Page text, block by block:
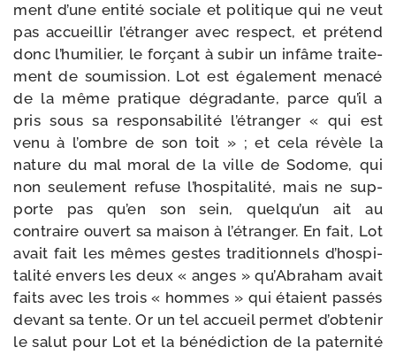
ment d’une enti­té sociale et poli­tique qui ne veut
pas accueillir l’é­tran­ger avec res­pect, et pré­tend
donc l’hu­mi­lier, le for­çant à subir un infâme trai­te­
ment de sou­mis­sion. Lot est éga­le­ment mena­cé
de la même pra­tique dégra­dante, parce qu’il a
pris sous sa res­pon­sa­bi­li­té l’é­tran­ger « qui est
venu à l’ombre de son toit » ; et cela révèle la
nature du mal moral de la ville de Sodome, qui
non seule­ment refuse l’hos­pi­ta­li­té, mais ne sup­
porte pas qu’en son sein, quelqu’un ait au
contraire ouvert sa mai­son à l’é­tran­ger. En fait, Lot
avait fait les mêmes gestes tra­di­tion­nels d’hos­pi­
ta­li­té envers les deux « anges » qu’Abraham avait
faits avec les trois « hommes » qui étaient pas­sés
devant sa tente. Or un tel accueil per­met d’ob­te­nir
le salut pour Lot et la béné­dic­tion de la pater­ni­té